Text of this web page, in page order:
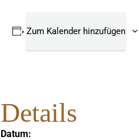
Zum Kalender hinzufügen
Details
Datum: